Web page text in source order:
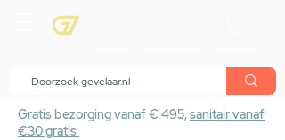
Gratis bezorging vanaf € 495,sanitair vanaf
€30 gratis